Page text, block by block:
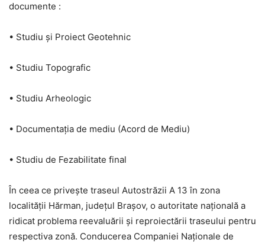
documente :
• Studiu și Proiect Geotehnic
• Studiu Topografic
• Studiu Arheologic
• Documentația de mediu (Acord de Mediu)
• Studiu de Fezabilitate final
În ceea ce privește traseul Autostrăzii A 13 în zona
localității Hărman, județul Brașov, o autoritate națională a
ridicat problema reevaluării și reproiectării traseului pentru
respectiva zonă. Conducerea Companiei Naționale de